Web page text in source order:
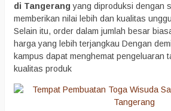
di Tangerang yang diproduksi dengan
memberikan nilai lebih dan kualitas
Selain itu, order dalam jumlah besar
harga yang lebih terjangkau Dengan
kampus dapat menghemat pengeluaran
kualitas produk